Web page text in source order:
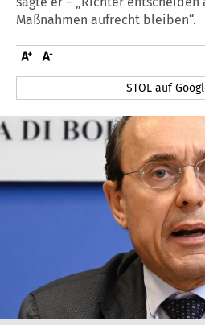
Maßnahmen aufrecht bleiben“.
STOL auf